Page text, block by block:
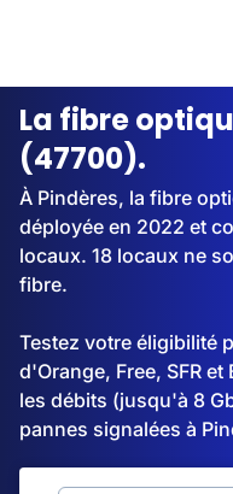
Streaming
La fibre
(47700).
À Pindères, la fibre
déployée en 2022 et
locaux. 18 locaux ne
fibre.
Testez votre éligibilité
d'Orange, Free, SFR
les débits (jusqu'à 8
pannes signalées à